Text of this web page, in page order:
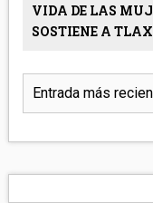
VIDA DE LAS
SOSTIENE A
Entrada más